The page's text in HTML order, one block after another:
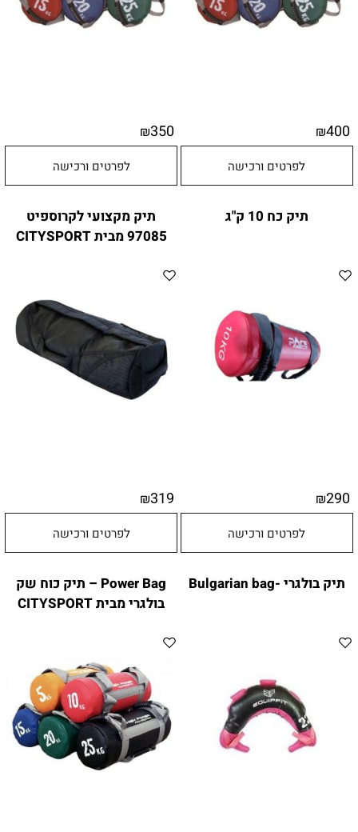
₪400
לפרטים ורכישה
₪350
לפרטים ורכישה
תיק כח 10 ק"ג
₪290
לפרטים ורכישה
תיק מקצועי לקרוספיט
97085 מבית CITYSPORT
₪319
לפרטים ורכישה
תיק בולגרי -Bulgarian bag
Power Bag – תיק כוח שק
בולגרי מבית CITYSPORT